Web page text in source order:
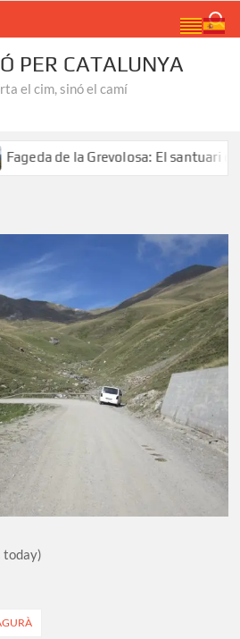
PER CATALUNYA
el cim, sinó el camí
de la Grevolosa: El santuari dels
today)